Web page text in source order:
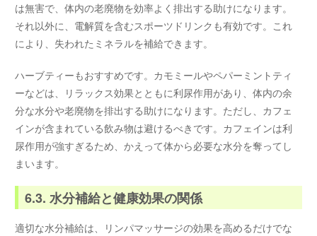
は無害で、体内の老廃物を効率よく排出する助けになります。
それ以外に、電解質を含むスポーツドリンクも有効です。これ
により、失われたミネラルを補給できます。
ハーブティーもおすすめです。カモミールやペパーミントティ
ーなどは、リラックス効果とともに利尿作用があり、体内の余
分な水分や老廃物を排出する助けになります。ただし、カフェ
インが含まれている飲み物は避けるべきです。カフェインは利
尿作用が強すぎるため、かえって体から必要な水分を奪ってし
まいます。
6.3. 水分補給と健康効果の関係
適切な水分補給は、リンパマッサージの効果を高めるだけでな